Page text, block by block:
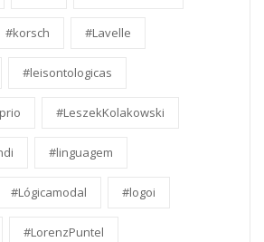
#korsch #Lavelle
#leisontologicas
#LeszekKolakowski
#linguagem
#Lógicamodal #logoi
#LorenzPuntel